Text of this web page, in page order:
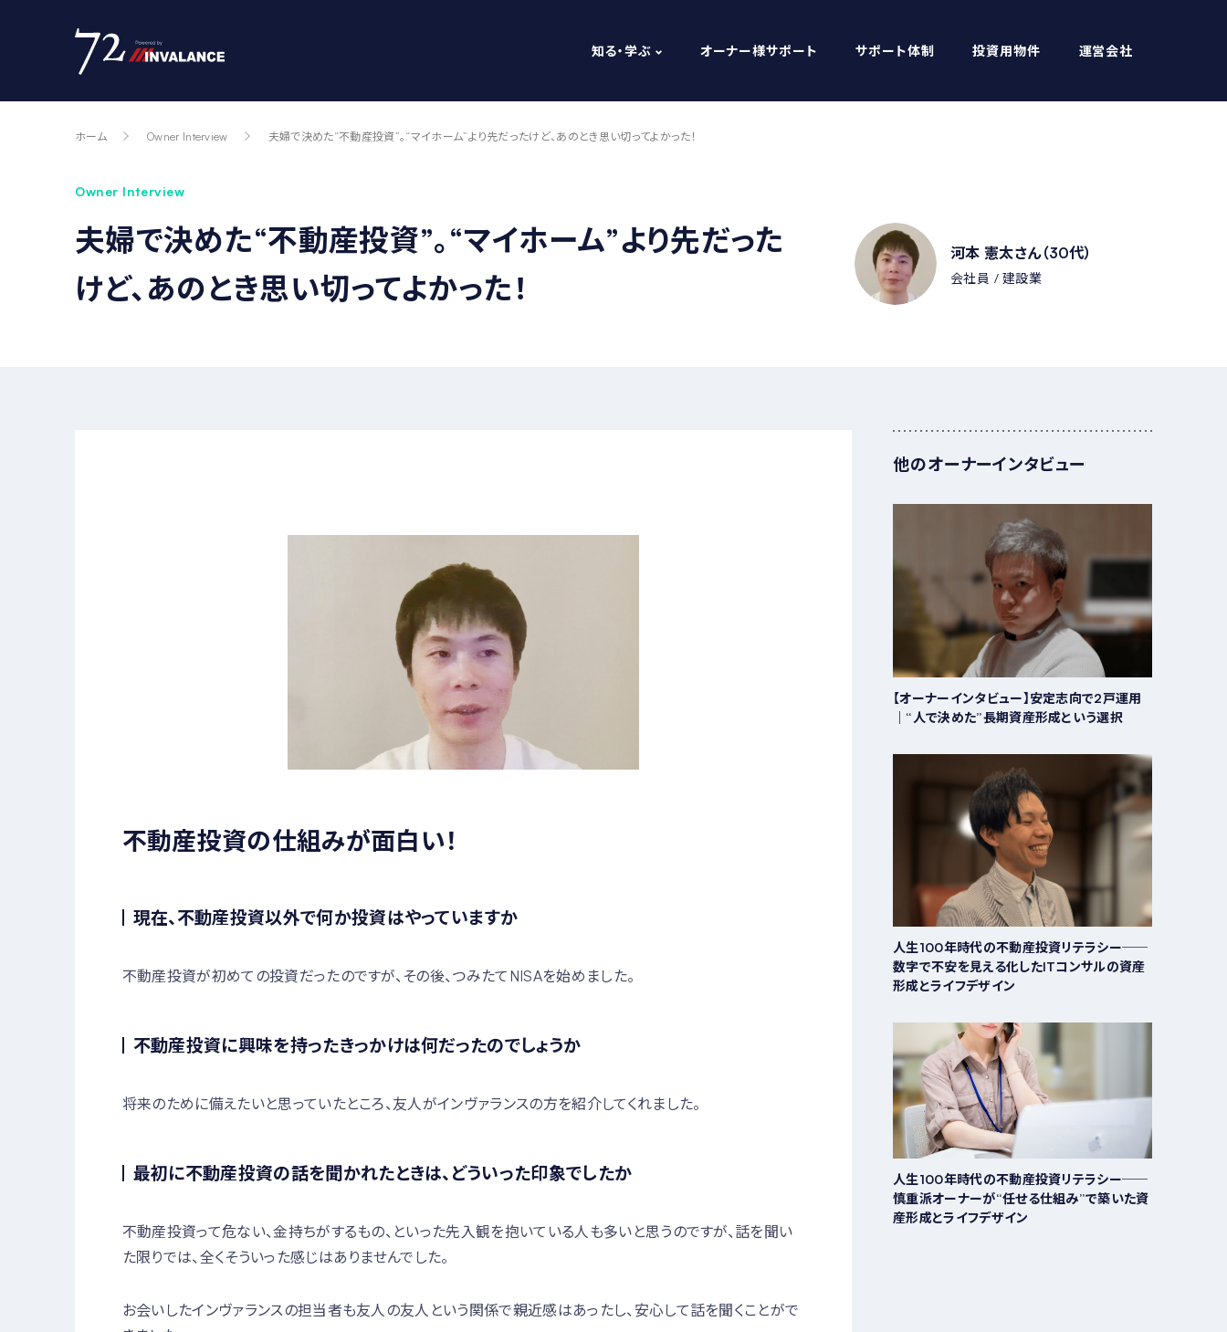
知る・学ぶ オーナー様サポート サポート体制 投資用物件 運営会社
ホーム Owner Interview 夫婦で決めた“不動産投資”。“マイホーム”より先だったけど、あのとき思い切ってよかった！
Owner Interview
夫婦で決めた“不動産投資”。“マイホーム”より先だった
けど、あのとき思い切ってよかった！
河本 憲太さん（30代）
会社員 建設業
不動産投資の仕組みが面白い！
現在、不動産投資以外で何か投資はやっていますか
不動産投資が初めての投資だったのですが、その後、つみたてNISAを始めました。
不動産投資に興味を持ったきっかけは何だったのでしょうか
将来のために備えたいと思っていたところ、友人がインヴァランスの方を紹介してくれました。
最初に不動産投資の話を聞かれたときは、どういった印象でしたか
不動産投資って危ない、金持ちがするもの、といった先入観を抱いている人も多いと思うのですが、話を聞い
た限りでは、全くそういった感じはありませんでした。
お会いしたインヴァランスの担当者も友人の友人という関係で親近感はあったし、安心して話を聞くことがで
他のオーナーインタビュー
【オーナーインタビュー】安定志向で2戸運用
｜“人で決めた”長期資産形成という選択
人生100年時代の不動産投資リテラシー──
数字で不安を見える化したITコンサルの資産
形成とライフデザイン
人生100年時代の不動産投資リテラシー──
慎重派オーナーが“任せる仕組み”で築いた資
産形成とライフデザイン